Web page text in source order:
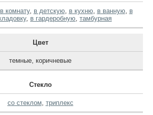
в комнату, в детскую, в кухню, в ванную, в
, в гардеробную, тамбурная
Цвет
темные, коричневые
Стекло
со стеклом, триплекс